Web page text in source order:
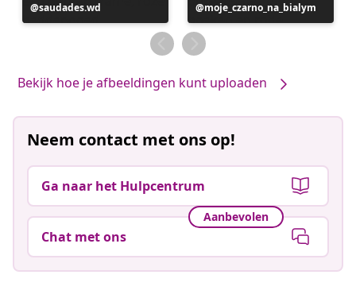
Bericht
gepubliceerd
saudades.wd
Bericht
gepubliceerd
door
moje_czarno_na_bialym
Bekijk hoe je afbeeldingen kunt uploaden
Neem contact met ons op!
Ga naar het Hulpcentrum
Aanbevolen
Chat met ons